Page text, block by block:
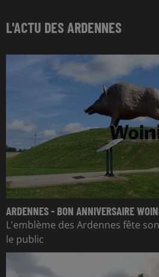
L'ACTU DES ARDENNES
ARDENNES - BON ANNIVERSAIRE
L'emblème des Ardennes fête
le public